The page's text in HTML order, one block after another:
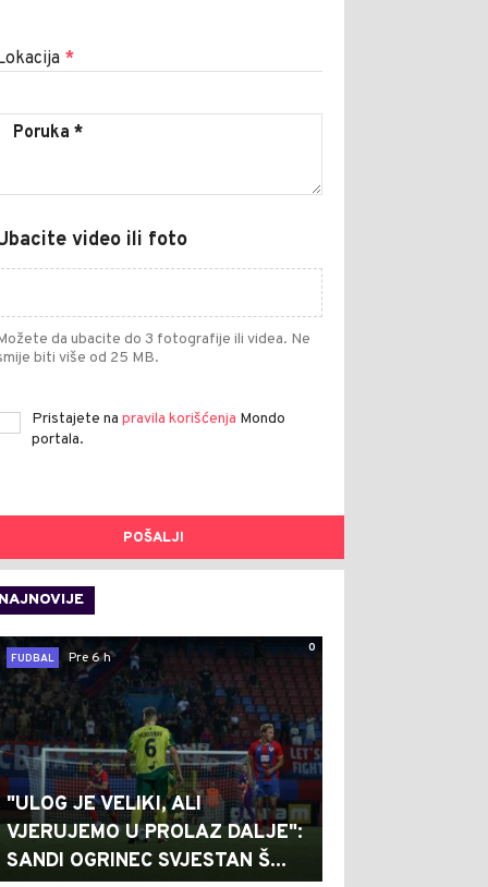
*
video ili foto
da ubacite do 3 fotografije ili videa. Ne
biti više od 25 MB.
Pristajete na pravila korišćenja Mondo
portala.
POŠALJI
NAJNOVIJE
0
FUDBAL
Pre 6 h
"ULOG JE VELIKI, ALI
VJERUJEMO U PROLAZ DALJE":
SANDI OGRINEC SVJESTAN Š...